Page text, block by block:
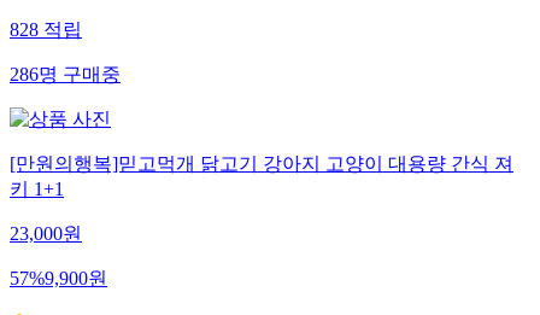
828 적립
286명 구매중
[만원의행복]믿고먹개 닭고기 강아지 고양이 대용량 간식 져
키 1+1
23,000원
57%9,900원